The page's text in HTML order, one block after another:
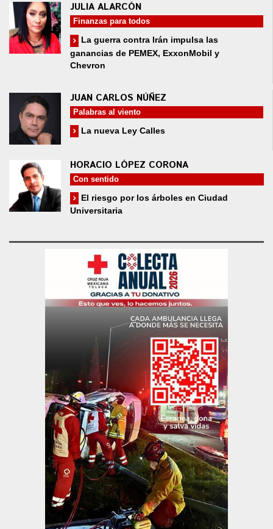
JULIA ALARCÓN
Finanzas para todos
La guerra contra Irán impulsa las
ganancias de PEMEX, ExxonMobil y
Chevron
JUAN CARLOS NÚÑEZ
Palabras al viento
La nueva Ley Calles
HORACIO LÓPEZ CORONA
Con sentido
El riesgo por los árboles en Ciudad
Universitaria